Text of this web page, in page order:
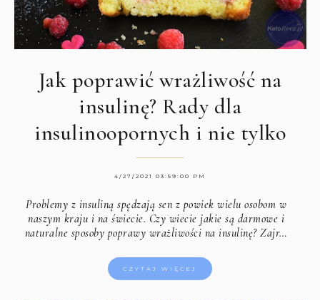
Jak poprawić wrażliwość na
insulinę? Rady dla
insulinoopornych i nie tylko
4/27/2021 03:59:00 PM
Problemy z insuliną spędzają sen z powiek wielu osobom w
naszym kraju i na świecie. Czy wiecie jakie są darmowe i
naturalne sposoby poprawy wrażliwości na insulinę? Zajr…
CZYTAJ WIĘCEJ